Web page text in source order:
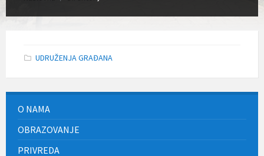
UDRUŽENJA GRAĐANA
O NAMA
OBRAZOVANJE
PRIVREDA